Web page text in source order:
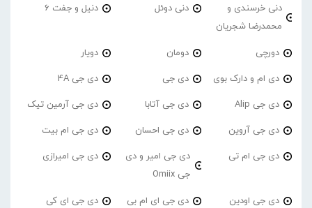
دنی خرسندی و
محمدرضا شجریان
دنی دوئل دنیل و جفت 6
دورچی دومان دویار
دی ام و دارک بوی دی جی دی جی 4A
دی جی Alip دی جی آتابا دی جی آرمین تیک
دی جی آروین دی جی احسان دی جی ام بیت
دی جی ام تی
دی جی امیر و دی
جی Omiix
دی جی امیرازی
دی جی اودین دی جی ای ام بی دی جی ای کی